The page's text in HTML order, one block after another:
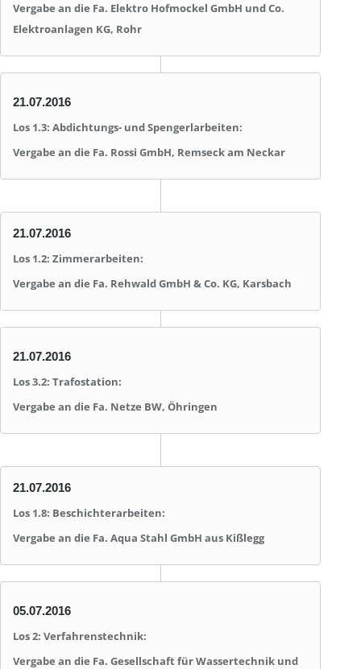
Vergabe an die Fa. Elektro Hofmockel GmbH und Co.
Elektroanlagen KG, Rohr
21.07.2016
Los 1.3: Abdichtungs- und Spengerlarbeiten:
Vergabe an die Fa. Rossi GmbH, Remseck am Neckar
21.07.2016
Los 1.2: Zimmerarbeiten:
Vergabe an die Fa. Rehwald GmbH & Co. KG, Karsbach
21.07.2016
Los 3.2: Trafostation:
Vergabe an die Fa. Netze BW, Öhringen
21.07.2016
Los 1.8: Beschichterarbeiten:
Vergabe an die Fa. Aqua Stahl GmbH aus Kißlegg
05.07.2016
Los 2: Verfahrenstechnik:
Vergabe an die Fa. Gesellschaft für Wassertechnik und